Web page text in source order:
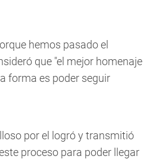
hemos pasado el
que "el mejor homenaje
forma es poder seguir
por el logró y transmitió
proceso para poder llegar